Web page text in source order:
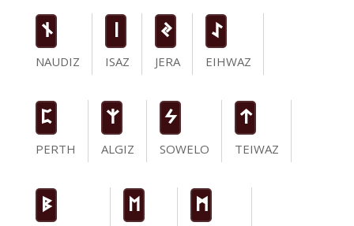
n
NAUDIZ
ISAZ
J
JERA
I
EIHWAZ
P
PERTH
Z
ALGIZ
S
SOWELO
t
TEIWAZ
B
E
M